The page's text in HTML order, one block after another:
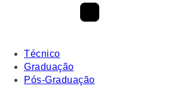
Técnico
Graduação
Pós-Graduação